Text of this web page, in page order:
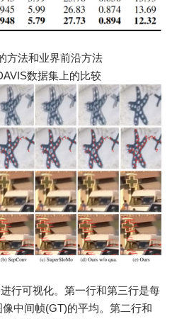
方法和业界前沿方法
数据集上的比较
行可视化。第一行和第三行是每
中间帧(GT)的平均。第二行和